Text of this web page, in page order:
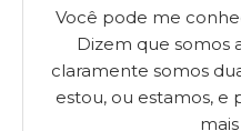
Você pode me
Dizem que somos
claramente somos
estou, ou estamos, e